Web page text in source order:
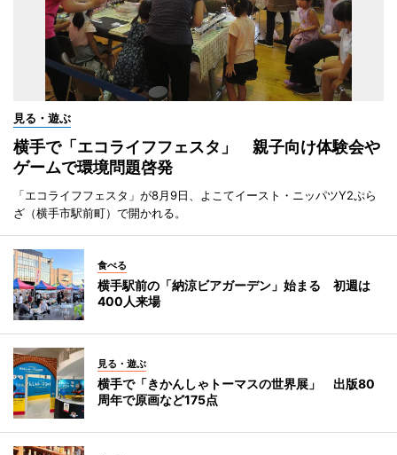
見る・遊ぶ
横手で「エコライフフェスタ」 親子向け体験会や
ゲームで環境問題啓発
「エコライフフェスタ」が8月9日、よこてイースト・ニッパツY2ぷら
ざ（横手市駅前町）で開かれる。
食べる
横手駅前の「納涼ビアガーデン」始まる 初週は
400人来場
見る・遊ぶ
横手で「きかんしゃトーマスの世界展」 出版80
周年で原画など175点